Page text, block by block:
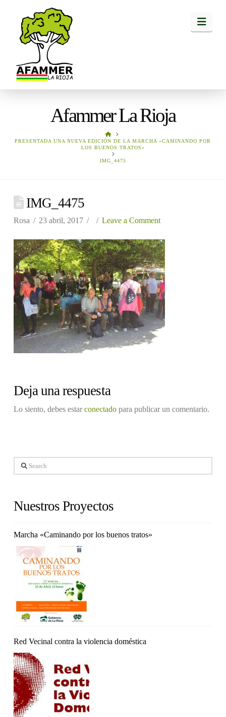
Afammer La Rioja
HOME
PRESENTADA UNA NUEVA EDICIÓN DE LA MARCHA «CAMINANDO POR
LOS BUENOS TRATOS»
IMG_4475
IMG_4475
Rosa 23 abril, 2017 Leave a Comment
Deja una respuesta
Lo siento, debes estarconectadopara publicar un comentario.
Search
Nuestros Proyectos
Marcha «Caminando por los buenos tratos»
Red Vecinal contra la violencia doméstica